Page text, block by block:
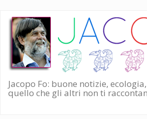
Salta
contenuto
principale
Jacopo Fo: buone notizie,
quello che gli altri non ti